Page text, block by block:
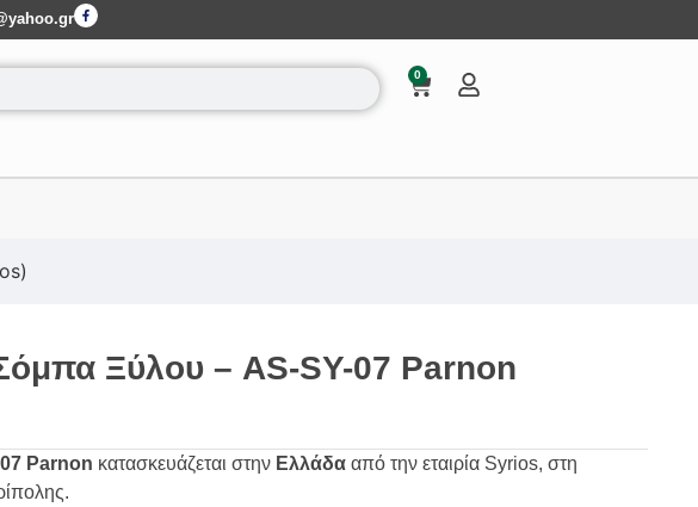
0
Ξύλου – AS-SY-07 Parnon
Parnon κατασκευάζεται στην Ελλάδααπό την εταιρία Syrios, στη